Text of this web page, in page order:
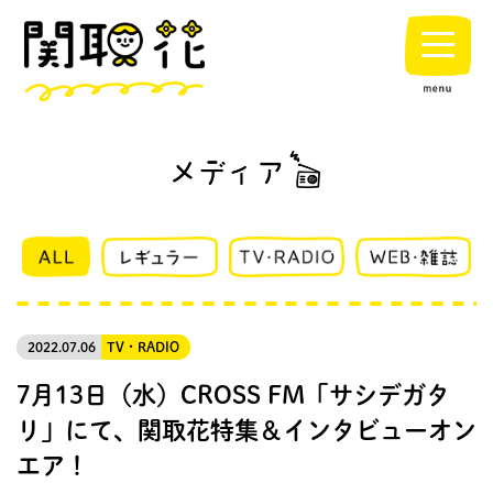
2022.07.06 TV・RADIO
7月13日（水）CROSS FM「サシデガタ
リ」にて、関取花特集＆インタビューオン
エア！